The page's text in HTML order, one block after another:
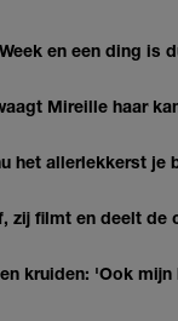
en een ding
Mireille haar
het allerlekkerst je
zij filmt en deelt
kruiden: 'Ook